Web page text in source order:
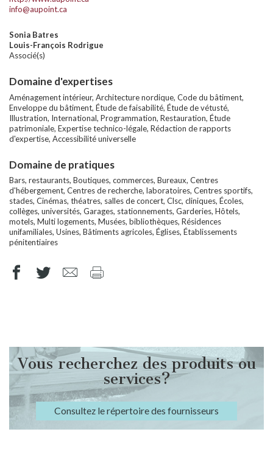
info@aupoint.ca
Sonia Batres
Louis-François Rodrigue
Associé(s)
Domaine d'expertises
Aménagement intérieur, Architecture nordique, Code du bâtiment,
Enveloppe du bâtiment, Étude de faisabilité, Étude de vétusté,
Illustration, International, Programmation, Restauration, Étude
patrimoniale, Expertise technico-légale, Rédaction de rapports
d'expertise, Accessibilité universelle
Domaine de pratiques
Bars, restaurants, Boutiques, commerces, Bureaux, Centres
d'hébergement, Centres de recherche, laboratoires, Centres sportifs,
stades, Cinémas, théatres, salles de concert, Clsc, cliniques, Écoles,
collèges, universités, Garages, stationnements, Garderies, Hôtels,
motels, Multi logements, Musées, bibliothèques, Résidences
unifamiliales, Usines, Bâtiments agricoles, Églises, Établissements
pénitentiaires
Vous recherchez des produits ou
services?
Consultez le répertoire des fournisseurs